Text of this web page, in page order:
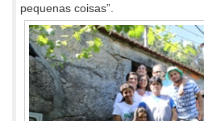
pequenas coisas”.